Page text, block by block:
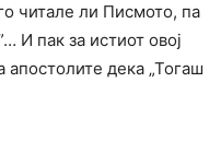
читале ли Писмото, па
И пак за истиот овој
дека „Тогаш